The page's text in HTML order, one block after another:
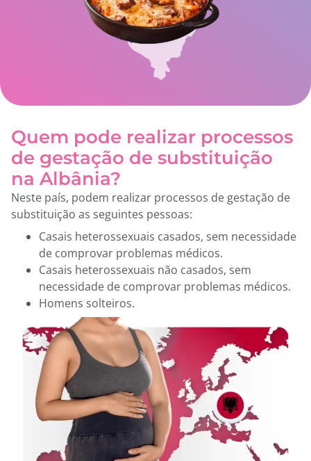
Quem pode realizar processos
de gestação de substituição
na Albânia?
Neste país, podem realizar processos de gestação de
substituição as seguintes pessoas:
Casais heterossexuais casados, sem necessidade
de comprovar problemas médicos.
Casais heterossexuais não casados, sem
necessidade de comprovar problemas médicos.
Homens solteiros.